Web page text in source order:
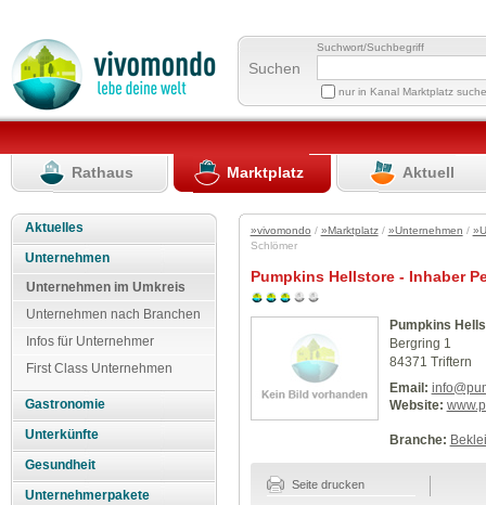
Suchen
Suchwort/Suchbegriff
nur in Kanal Marktplatz
Rathaus Marktplatz Aktuell
Aktuelles
Unternehmen
Unternehmen im Umkreis
Unternehmen nach Branchen
Infos für Unternehmer
First Class Unternehmen
Gastronomie
Unterkünfte
Gesundheit
Unternehmerpakete
»vivomondo / »Marktplatz/ »Unternehmen /
Schlömer
Pumpkins Hellstore - Inhaber
Pumpkins
Bergring 1
84371 Triftern
Email:
Website:
Branche:
Seite drucken